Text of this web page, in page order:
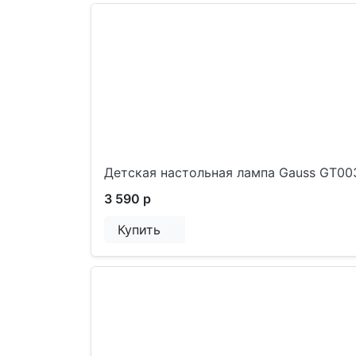
Детская настольная лампа Gauss
3 590 р
Купить